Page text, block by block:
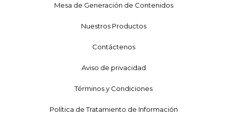
Mesa de Generación de Contenidos
Nuestros Productos
Contáctenos
Aviso de privacidad
Términos y Condiciones
Política de Tratamiento de Información